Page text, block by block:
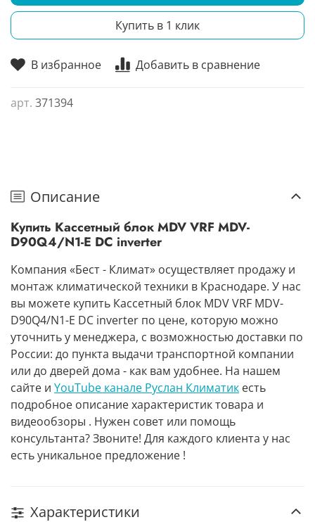
В избранное Добавить в сравнение
арт. 371394
Купить в 1 клик
Описание
Купить Кассетный блок MDV VRF MDV-
D90Q4/N1-E DC inverter
Компания «Бест - Климат» осуществляет продажу и
монтаж климатической техники в Краснодаре. У нас
вы можете купить Кассетный блок MDV VRF MDV-
D90Q4/N1-E DC inverter по цене, которую можно
уточнить у менеджера, с возможностью доставки по
России: до пункта выдачи транспортной компании
или до дверей дома - как вам удобнее. На нашем
сайте и YouTube канале Руслан Климатик есть
подробное описание характеристик товара и
видеообзоры . Нужен совет или помощь
консультанта? Звоните! Для каждого клиента у нас
есть уникальное предложение !
Характеристики